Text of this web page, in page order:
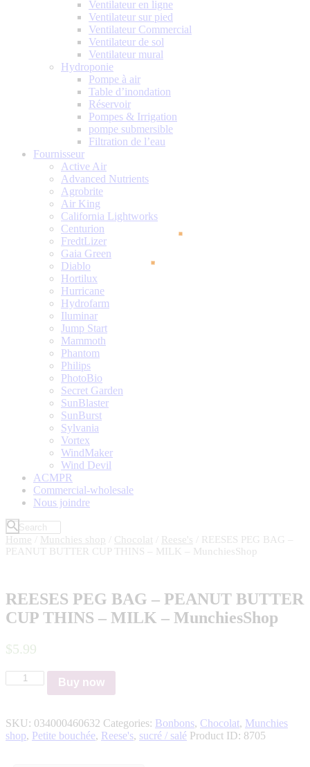
Ventilateur en ligne
Ventilateur sur pied
Ventilateur Commercial
Ventilateur de sol
Ventilateur mural
Hydroponie
Pompe à air
Table d’inondation
Réservoir
Pompes & Irrigation
pompe submersible
Filtration de l’eau
Fournisseur
Active Air
Advanced Nutrients
Agrobrite
Air King
California Lightworks
Centurion
FredtLizer
Gaia Green
Diablo
Hortilux
Hurricane
Hydrofarm
Iluminar
Jump Start
Mammoth
Phantom
Philips
PhotoBio
Secret Garden
SunBlaster
SunBurst
Sylvania
Vortex
WindMaker
Wind Devil
ACMPR
Commercial-wholesale
Nous joindre
Home Munchies shop Chocolat Reese's / REESES PEG BAG –
PEANUT BUTTER CUP THINS – MILK – MunchiesShop
REESES PEG BAG – PEANUT BUTTER
CUP THINS – MILK – MunchiesShop
$5.99
Buy now
SKU: 034000460632 Categories: Bonbons, Chocolat, Munchies
shop, Petite bouchée, Reese's, sucré / salé Product ID: 8705